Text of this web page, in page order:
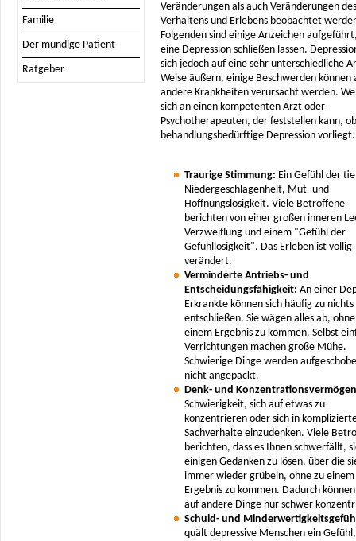
Familie
Der mündige Patient
Ratgeber
Veränderungen als auch Veränderungen des
Verhaltens und Erlebens beobachtet
Folgenden sind einige Anzeichen
eine Depression schließen lassen.
sich jedoch auf eine sehr unterschiedliche
Weise äußern, einige Beschwerden können
andere Krankheiten verursacht werden.
sich an einen kompetenten Arzt oder
Psychotherapeuten, der feststellen kann,
behandlungsbedürftige Depression vorliegt.
Traurige Stimmung: Ein Gefühl der
Niedergeschlagenheit, Mut- und
Hoffnungslosigkeit. Viele Betroffene
berichten von einer großen inneren
Verzweiflung und einem "Gefühl der
Gefühllosigkeit". Das Erleben ist völlig
verändert.
Verminderte Antriebs- und
Entscheidungsfähigkeit: An einer
Erkrankte können sich häufig zu nichts
entschließen. Sie wägen alles ab,
einem Ergebnis zu kommen. Selbst
Verrichtungen machen große Mühe.
Schwierige Dinge werden
nicht angepackt.
Denk- und
Schwierigkeit, sich auf etwas zu
konzentrieren oder sich in
Sachverhalte einzudenken. Viele
berichten, dass es Ihnen schwerfällt,
einigen Gedanken zu lösen, über die
immer wieder grübeln, ohne zu einem
Ergebnis zu kommen. Dadurch können
auf andere Dinge nur schwer
Schuld- und
quält depressive Menschen ein